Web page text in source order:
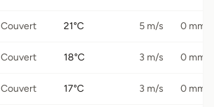
Couvert 21°C 5 m/s 0 mm
Couvert 18°C 3 m/s 0 mm
Couvert 17°C 3 m/s 0 mm